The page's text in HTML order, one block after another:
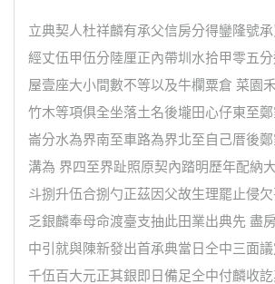
立典契人杜祥麟有承父信房分得鑾隆號
經丈伍甲伍分陸厘正內帶圳水拾甲零五
屋壹座大小間數不等以及牛欄粟倉 菜園
竹木等項俱全坐落土名後壠田心仔東至
崙分水為界南至車路為界北至自己厝後鄭
溝為 界四至界趾照原契內踏明歷年配納
斗捌升伍合捌勺正茲因父故生理罷止侵
乏銀麟奉母命渡臺支抽此田業出典先 盡
中引就與陳新發出首承典當日仝中三面
千伍百大元正其銀即日備足仝中付麟收